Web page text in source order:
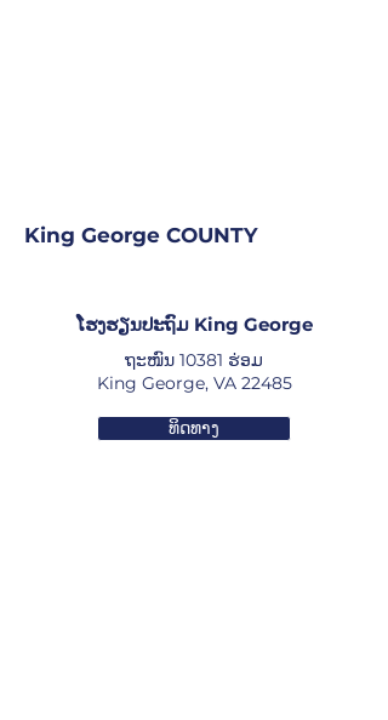
King George COUNTY
ໂຮງຮຽນປະຖົມ King George
ຖະໜົນ 10381 ຮ່ອມ
King George, VA 22485
ທິດທາງ